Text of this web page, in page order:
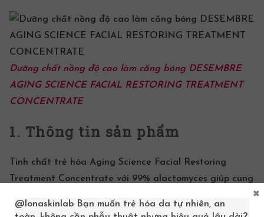
Dưỡng chất nồng độ cao làm căng bóng DESEMBRE
AGING SCIENCE FACIAL RESTORING TREATMENT
CONCENTRATE
1. Thông tin sản phẩm
Tinh chất trẻ hóa Aging Science Facial Restoring
Treatment Concentrate với 99% alactomyces giúp cung
cấp các acid amin và khoáng chất có lợi, thúc đẩy tuần
hoàn tự nhiên của da, đẩy nhanh quá trình đào thải và
@lonaskinlab Bạn muốn trẻ hóa da tự nhiên, an
×